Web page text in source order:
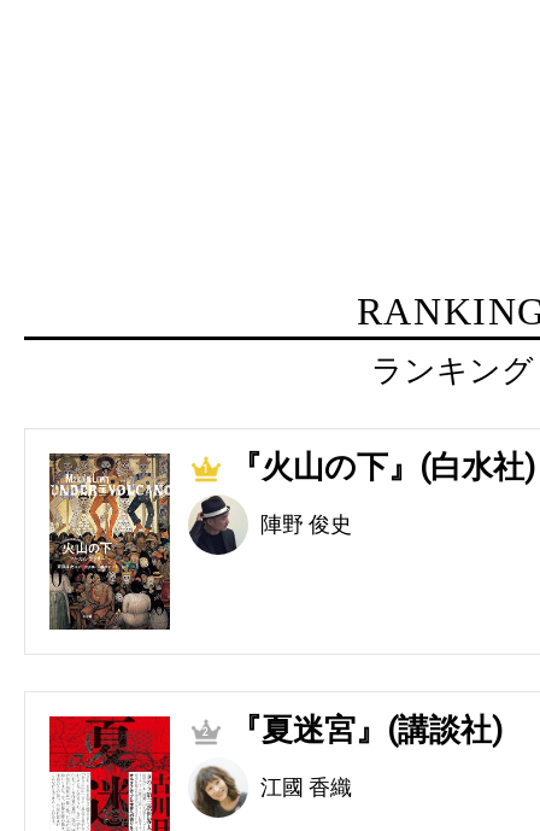
ランキング
1 『火山の下』(白水社)
陣野 俊史
2 『夏迷宮』(講談社)
江國 香織